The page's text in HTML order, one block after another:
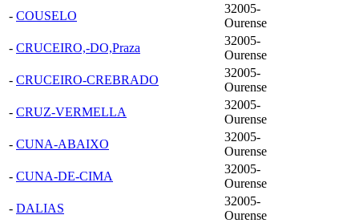
- COUSELO
32005-
Ourense
- CRUCEIRO,-DO,Praza
32005-
Ourense
- CRUCEIRO-CREBRADO
32005-
Ourense
- CRUZ-VERMELLA
32005-
Ourense
- CUNA-ABAIXO
32005-
Ourense
- CUNA-DE-CIMA
32005-
Ourense
- DALIAS
32005-
Ourense